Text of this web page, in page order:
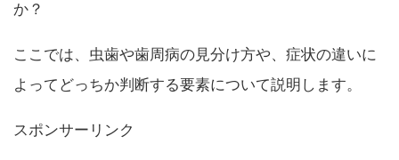
か？
ここでは、虫歯や歯周病の見分け方や、症状の違いに
よってどっちか判断する要素について説明します。
スポンサーリンク